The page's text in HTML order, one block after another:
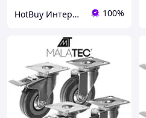
HotBuy Интернет-магазин 100%